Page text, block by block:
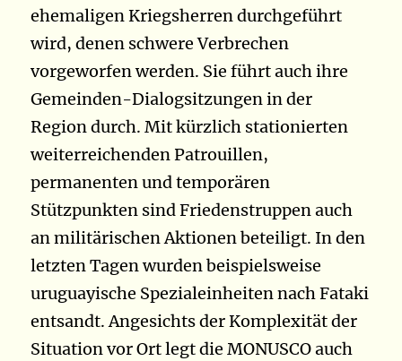
ehemaligen Kriegsherren durchgeführt
wird, denen schwere Verbrechen
vorgeworfen werden. Sie führt auch ihre
Gemeinden-Dialogsitzungen in der
Region durch. Mit kürzlich stationierten
weiterreichenden Patrouillen,
permanenten und temporären
Stützpunkten sind Friedenstruppen auch
an militärischen Aktionen beteiligt. In den
letzten Tagen wurden beispielsweise
uruguayische Spezialeinheiten nach Fataki
entsandt. Angesichts der Komplexität der
Situation vor Ort legt die MONUSCO auch